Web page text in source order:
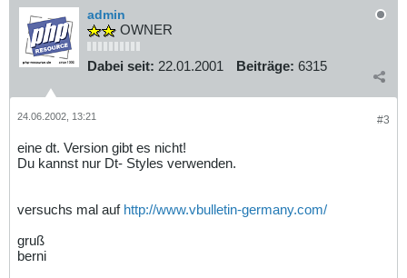
admin
OWNER
Dabei seit: 22.01.2001 Beiträge: 6315
#3
24.06.2002, 13:21
eine dt. Version gibt es nicht!
Du kannst nur Dt- Styles verwenden.
versuchs mal auf http://www.vbulletin-germany.com/
gruß
berni